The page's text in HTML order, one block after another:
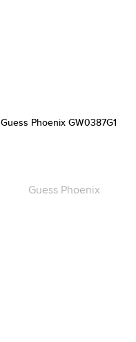
Guess Phoenix GW0387G1